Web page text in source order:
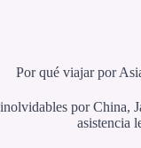
Por qué viajar por
por China,
asistencia